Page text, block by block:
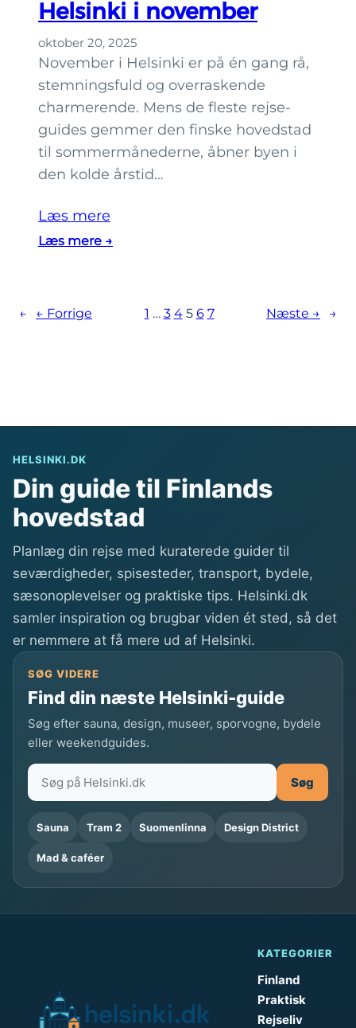
d
a
u
n
a
r
Helsinki i november
oktober 20, 2025
November i Helsinki er på én gang rå,
stemningsfuld og overraskende
charmerende. Mens de fleste rejse­
guides gemmer den finske hovedstad
til sommermånederne, åbner byen i
den kolde årstid…
Læs mere
Læs mere →
r
d
u
H
e
l
i
k
i
n
o
m
← ← Forrige 1 … 3 4 5 6 7 Næste → →
HELSINKI.DK
Din guide til Finlands
hovedstad
Planlæg din rejse med kuraterede guider til
seværdigheder, spisesteder, transport, bydele,
sæsonoplevelser og praktiske tips. Helsinki.dk
samler inspiration og brugbar viden ét sted, så det
er nemmere at få mere ud af Helsinki.
SØG VIDERE
Find din næste Helsinki-guide
Søg efter sauna, design, museer, sporvogne, bydele
eller weekendguides.
Søg
Sauna Tram 2 Suomenlinna Design District
Mad & caféer
KATEGORIER
Finland
Praktisk
Rejseliv